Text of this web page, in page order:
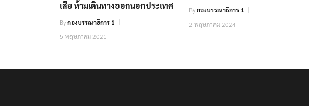
เสีย ห้ามเดินทางออกนอกประเทศ
Byกองบรรณาธิการ 1
5 พฤษภาคม 2021
Byกองบรรณาธิการ 1
2 พฤษภาคม 2024